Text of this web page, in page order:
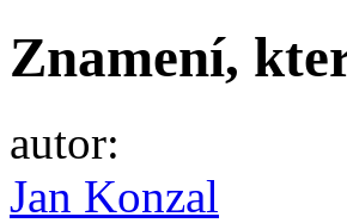
Znamení,
autor:
Jan Konzal